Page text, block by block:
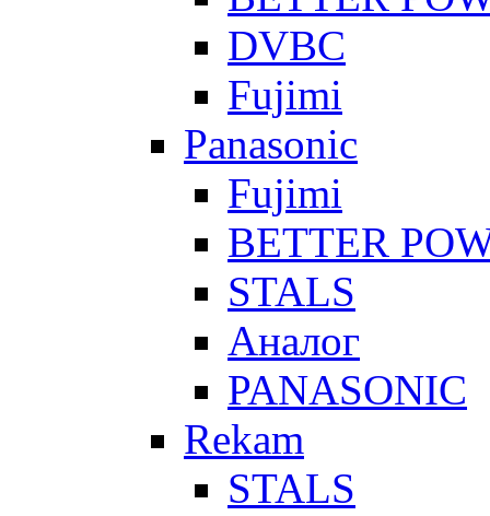
DVBC
Fujimi
Panasonic
Fujimi
BETTER
STALS
Аналог
PANASONIC
Rekam
STALS